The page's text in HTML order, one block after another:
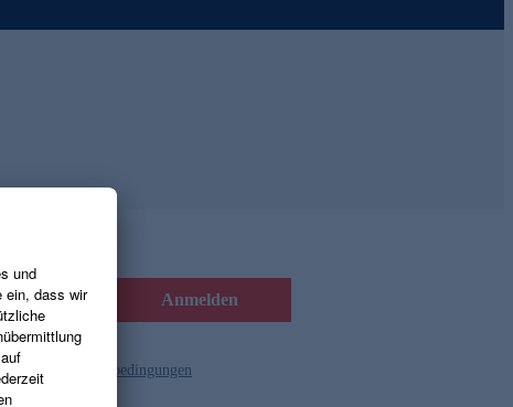
Anmelden
und die Gutscheinbedingungen